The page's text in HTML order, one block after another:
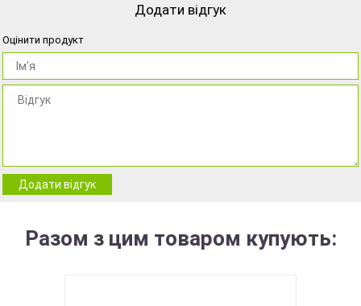
Додати відгук
Оцінити продукт
Додати відгук
Разом з цим товаром купують: